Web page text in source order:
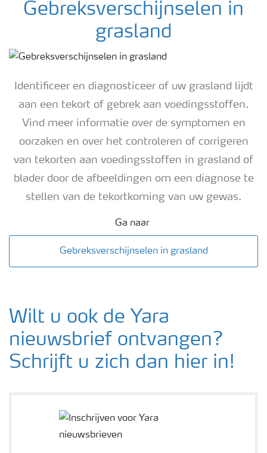
Gebreksverschijnselen in
grasland
Identificeer en diagnosticeer of uw grasland lijdt
aan een tekort of gebrek aan voedingsstoffen.
Vind meer informatie over de symptomen en
oorzaken en over het controleren of corrigeren
van tekorten aan voedingsstoffen in grasland of
blader door de afbeeldingen om een ​​diagnose te
stellen van de tekortkoming van uw gewas.
Ga naar
Gebreksverschijnselen in grasland
Wilt u ook de Yara
nieuwsbrief ontvangen?
Schrijft u zich dan hier in!